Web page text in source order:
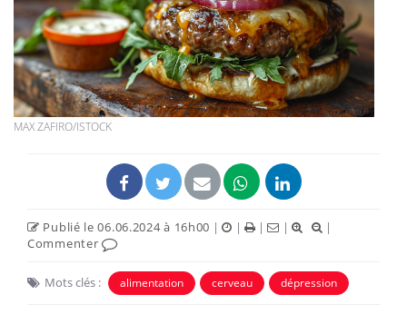
MAX ZAFIRO/ISTOCK
Publié le 06.06.2024 à 16h00 | | | |
|
Commenter
Mots clés : alimentation cerveau dépression